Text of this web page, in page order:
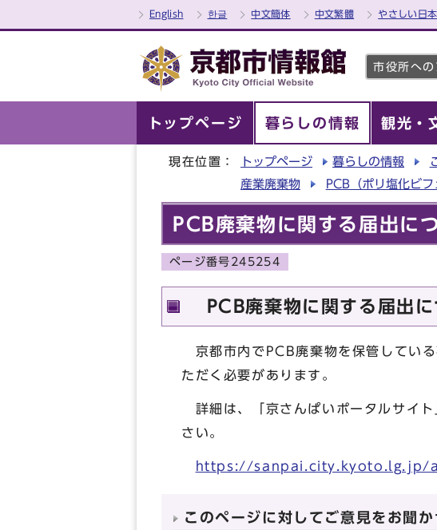
English 한글 中文簡体 中文繁體 やさしい日
市役所への
トップページ 暮らしの情報 観光・
現在位置： トップページ 暮らしの情報
産業廃棄物
PCB（ポリ塩化ビ
PCB廃棄物に関する届出に
ページ番号245254
PCB廃棄物に関する届出に
京都市内でPCB廃棄物を保管している
ただく必要があります。
詳細は、「京さんぱいポータルサイ
さい。
https://sanpai.city.kyoto.lg.jp/
このページに対してご意見をお聞か